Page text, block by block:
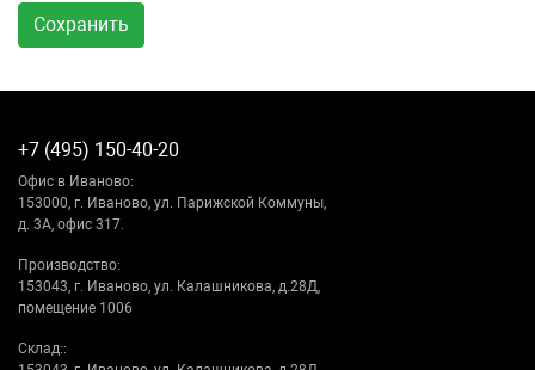
Сохранить
+7 (495) 150-40-20
Офис в Иваново:
153000, г. Иваново, ул. Парижской Коммуны,
д. 3А, офис 317.
Производство:
153043, г. Иваново, ул. Калашникова, д.28Д,
помещение 1006
Склад::